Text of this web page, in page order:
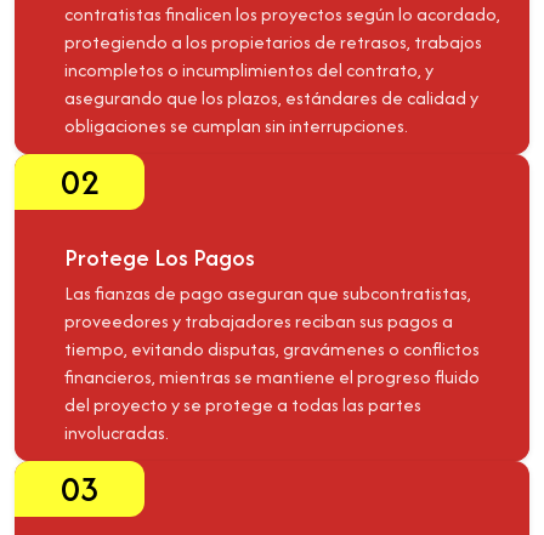
contratistas finalicen los proyectos según lo acordado,
protegiendo a los propietarios de retrasos, trabajos
incompletos o incumplimientos del contrato, y
asegurando que los plazos, estándares de calidad y
obligaciones se cumplan sin interrupciones.
02
Protege Los Pagos
Las fianzas de pago aseguran que subcontratistas,
proveedores y trabajadores reciban sus pagos a
tiempo, evitando disputas, gravámenes o conflictos
financieros, mientras se mantiene el progreso fluido
del proyecto y se protege a todas las partes
involucradas.
03